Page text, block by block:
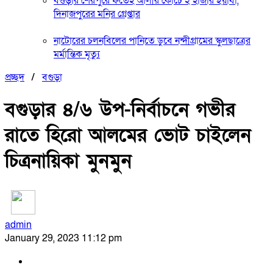
দিনাজপুরের মনির গ্রেপ্তার
নাটোরের চলনবিলের পানিতে ডুবে নন্দীগ্রামের স্কুলছাত্রের
মর্মান্তিক মৃত্যু
প্রচ্ছদ/বগুড়া
বগুড়ার ৪/৬ উপ-নির্বাচনে গভীর
রাতে হিরো আলমের ভোট চাইলেন
চিত্রনায়িকা মুনমুন
admin
January 29, 2023 11:12 pm